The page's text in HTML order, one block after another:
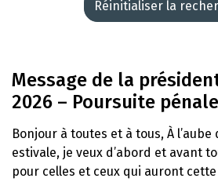
Réinitialiser la
Message de la
2026 – Poursuite
Bonjour à toutes et à tous, À
estivale, je veux d’abord et avant
pour celles et ceux qui auront